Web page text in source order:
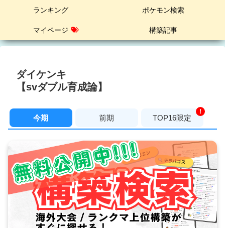
ランキング ポケモン検索
マイページ 構築記事
ダイケンキ
【svダブル育成論】
今期 前期 TOP16限定
！